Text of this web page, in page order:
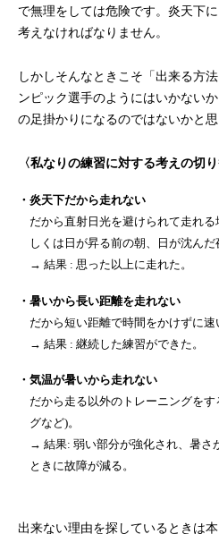
で無理をしては危険です。炎天下
考えなければなりません。
しかしそんなときこそ「出来る方
ンピック選手のようにはいかない
の足掛かりになるのではないかと思
〈私なりの練習に対する考えの切り
・炎天下だから走れない
だから直射日光を避けられて走れ
しくは日が昇る前の朝、日が沈んだ
→ 結果 : 思った以上に走れた。
・暑いから長い距離を走れない
だから短い距離で時間をかけずに速
→ 結果 : 継続した練習ができた。
・気温が暑いから走れない
だから走る以外のトレーニングを
グなど)。
→ 結果: 弱い部分が強化され、暑さ
ときに故障が減る。
出来ない理由を探しているときは